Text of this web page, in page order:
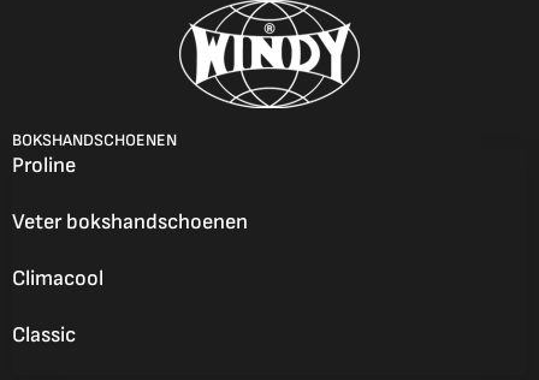
BOKSHANDSCHOENEN
Proline
Veter bokshandschoenen
Climacool
Classic